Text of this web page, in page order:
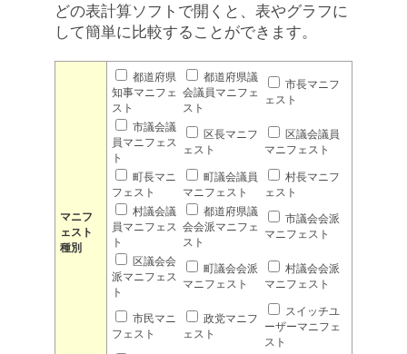
どの表計算ソフトで開くと、表やグラフに
して簡単に比較することができます。
マニフ
ェスト
種別
都道府県
知事マニフェ
スト
都道府県議
会議員マニフェ
スト
市長マニフ
ェスト
市議会議
員マニフェス
ト
区長マニフ
ェスト
区議会議員
マニフェスト
町長マニ
フェスト
町議会議員
マニフェスト
村長マニフ
ェスト
村議会議
員マニフェス
ト
都道府県議
会会派マニフェ
スト
市議会会派
マニフェスト
区議会会
派マニフェス
ト
町議会会派
マニフェスト
村議会会派
マニフェスト
市民マニ
フェスト
政党マニフ
ェスト
スイッチユ
ーザーマニフェ
スト